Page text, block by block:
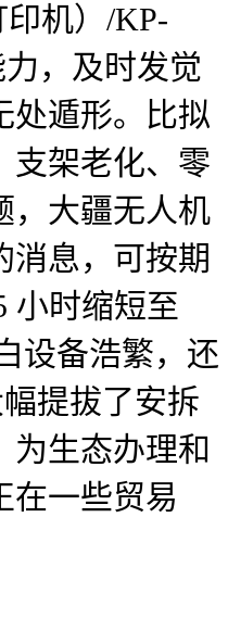
机）/KP-
，及时发觉
处遁形。比拟
支架老化、零
，大疆无人机
消息，可按期
小时缩短至
设备浩繁，还
提拔了安拆
为生态办理和
在一些贸易